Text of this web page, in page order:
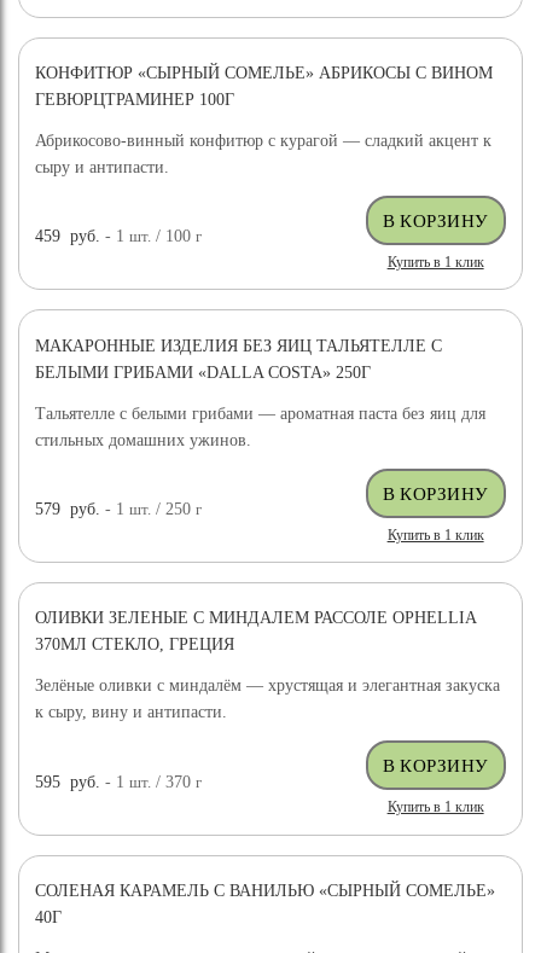
КОНФИТЮР «СЫРНЫЙ СОМЕЛЬЕ» АБРИКОСЫ С ВИНОМ
ГЕВЮРЦТРАМИНЕР 100Г
Абрикосово-винный конфитюр с курагой — сладкий акцент к
сыру и антипасти.
459 руб. - 1шт. / 100г
Купить в 1 клик
МАКАРОННЫЕ ИЗДЕЛИЯ БЕЗ ЯИЦ ТАЛЬЯТЕЛЛЕ С
БЕЛЫМИ ГРИБАМИ «DALLA COSTA» 250Г
Тальятелле с белыми грибами — ароматная паста без яиц для
стильных домашних ужинов.
579 руб. - 1шт. / 250г
Купить в 1 клик
ОЛИВКИ ЗЕЛЕНЫЕ С МИНДАЛЕМ РАССОЛЕ OPHELLIA
370МЛ СТЕКЛО, ГРЕЦИЯ
Зелёные оливки с миндалём — хрустящая и элегантная закуска
к сыру, вину и антипасти.
595 руб. - 1шт. / 370г
Купить в 1 клик
СОЛЕНАЯ КАРАМЕЛЬ С ВАНИЛЬЮ «СЫРНЫЙ СОМЕЛЬЕ»
40Г